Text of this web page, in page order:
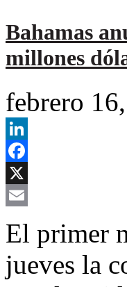
Bahamas
millones
febrero
LinkedIn
Facebook
X
El primer
jueves la